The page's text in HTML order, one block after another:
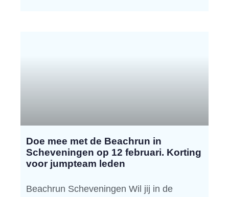
Doe mee met de Beachrun in
Scheveningen op 12 februari. Korting
voor jumpteam leden
Beachrun Scheveningen Wil jij in de